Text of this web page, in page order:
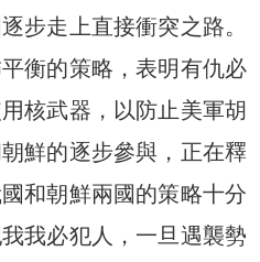
步走上直接衝突之路。
衡的策略，表明有仇必
核武器，以防止美軍胡
鮮的逐步參與，正在釋
和朝鮮兩國的策略十分
我必犯人，一旦遇襲勢